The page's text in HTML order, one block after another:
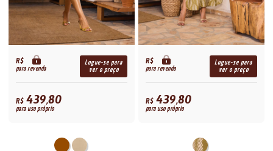
R$
para revenda
Logue-se para
ver o preço
R$439,80
para uso próprio
R$
para revenda
Logue-se para
ver o preço
R$439,80
para uso próprio